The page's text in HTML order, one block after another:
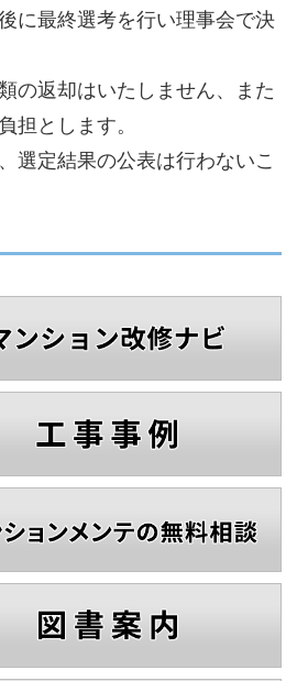
に最終選考を行い理事会で決
返却はいたしません、また
担とします。
選定結果の公表は行わないこ
。